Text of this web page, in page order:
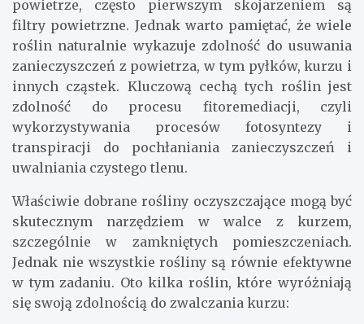
powietrze, często pierwszym skojarzeniem są
filtry powietrzne. Jednak warto pamiętać, że wiele
roślin naturalnie wykazuje zdolność do usuwania
zanieczyszczeń z powietrza, w tym pyłków, kurzu i
innych cząstek. Kluczową cechą tych roślin jest
zdolność do procesu fitoremediacji, czyli
wykorzystywania procesów fotosyntezy i
transpiracji do pochłaniania zanieczyszczeń i
uwalniania czystego tlenu.
Właściwie dobrane rośliny oczyszczające mogą być
skutecznym narzędziem w walce z kurzem,
szczególnie w zamkniętych pomieszczeniach.
Jednak nie wszystkie rośliny są równie efektywne
w tym zadaniu. Oto kilka roślin, które wyróżniają
się swoją zdolnością do zwalczania kurzu: